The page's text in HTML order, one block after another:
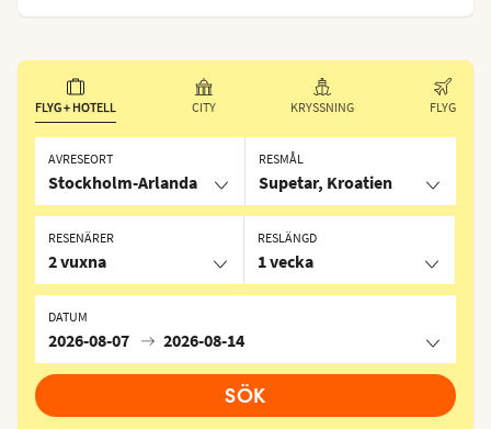
FLYG + HOTELL CITY KRYSSNING FLYG
AVRESEORT
Stockholm-Arlanda
RESMÅL
Supetar, Kroatien
RESLÄNGD
1 vecka
DATUM
2026-08-07 2026-08-14
RESENÄRER
2 vuxna
SÖK